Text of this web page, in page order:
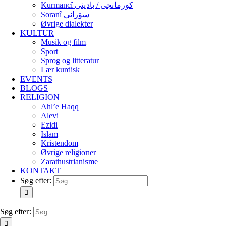
Kurmancî کورمانجی / بادینی
Soranî سۆرانی
Øvrige dialekter
KULTUR
Musik og film
Sport
Sprog og litteratur
Lær kurdisk
EVENTS
BLOGS
RELIGION
Ahl’e Haqq
Alevi
Ezidi
Islam
Kristendom
Øvrige religioner
Zarathustrianisme
KONTAKT
Søg efter:
Søg efter: